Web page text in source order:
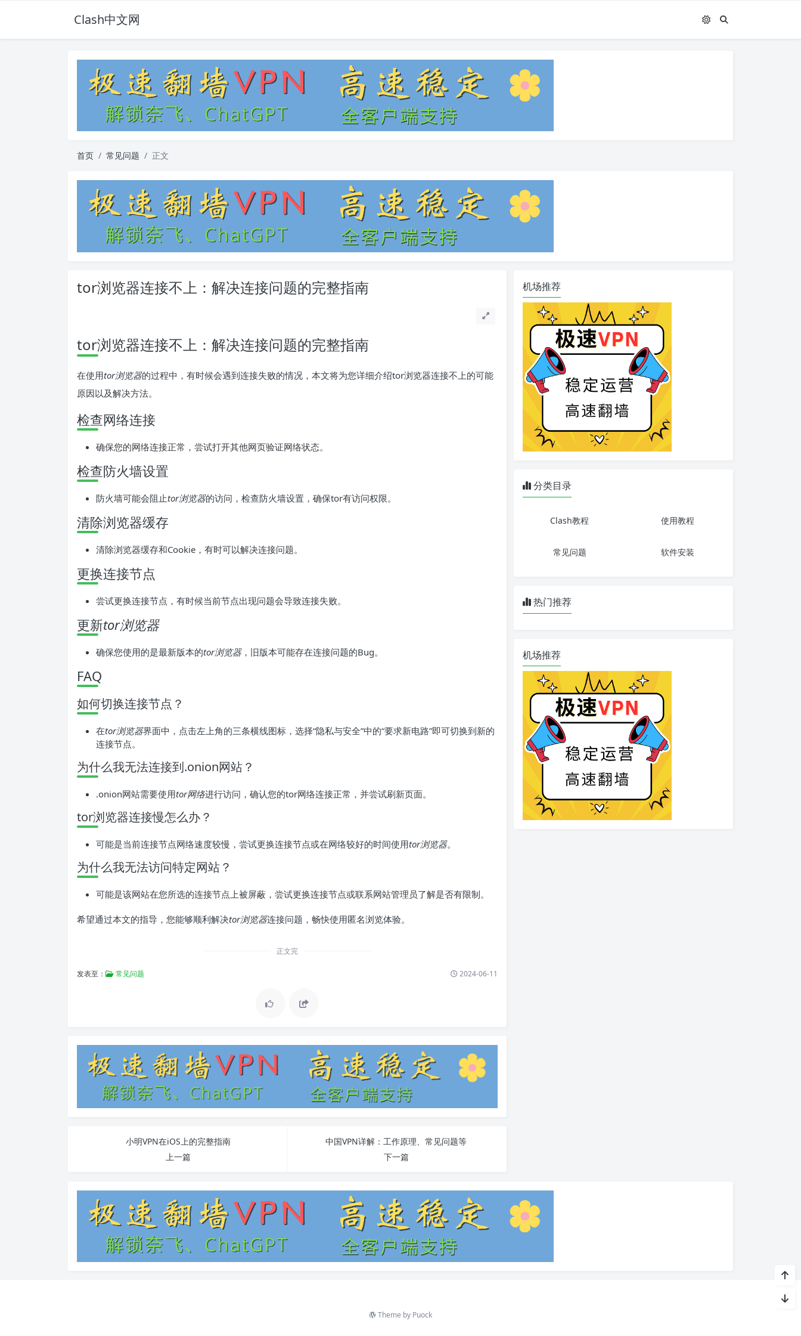
Clash中文网
首页 常见问题 正文
tor浏览器连接不上：解决连接问题的完整指南
tor浏览器连接不上：解决连接问题的完整指南
在使用tor浏览器的过程中，有时候会遇到连接失败的情况，本文将为您详细介绍tor浏览器连接不上的可能
原因以及解决方法。
检查网络连接
确保您的网络连接正常，尝试打开其他网页验证网络状态。
检查防火墙设置
防火墙可能会阻止tor浏览器的访问，检查防火墙设置，确保tor有访问权限。
清除浏览器缓存
清除浏览器缓存和Cookie，有时可以解决连接问题。
更换连接节点
尝试更换连接节点，有时候当前节点出现问题会导致连接失败。
更新tor浏览器
确保您使用的是最新版本的tor浏览器，旧版本可能存在连接问题的Bug。
FAQ
如何切换连接节点？
在tor浏览器界面中，点击左上角的三条横线图标，选择“隐私与安全”中的“要求新电路”即可切换到新的
连接节点。
为什么我无法连接到.onion网站？
.onion网站需要使用tor网络进行访问，确认您的tor网络连接正常，并尝试刷新页面。
tor浏览器连接慢怎么办？
可能是当前连接节点网络速度较慢，尝试更换连接节点或在网络较好的时间使用tor浏览器。
为什么我无法访问特定网站？
可能是该网站在您所选的连接节点上被屏蔽，尝试更换连接节点或联系网站管理员了解是否有限制。
希望通过本文的指导，您能够顺利解决tor浏览器连接问题，畅快使用匿名浏览体验。
正文完
发表至： 常见问题 2024-06-11
小明VPN在iOS上的完整指南
上一篇
中国VPN详解：工作原理、常见问题等
下一篇
机场推荐
分类目录
Clash教程 使用教程
常见问题 软件安装
热门推荐
机场推荐
Theme by Puock